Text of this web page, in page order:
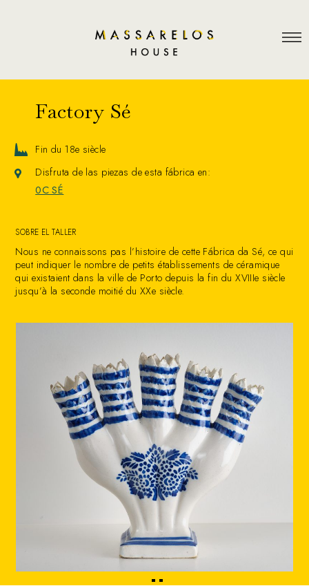
Factory Sé
Fin du 18e siècle
Disfruta de las piezas de esta fábrica en:
0C SÉ
SOBRE EL TALLER
Nous ne connaissons pas l’histoire de cette Fábrica da Sé, ce qui
peut indiquer le nombre de petits établissements de céramique
qui existaient dans la ville de Porto depuis la fin du XVIIIe siècle
jusqu’à la seconde moitié du XXe siècle.
2 3